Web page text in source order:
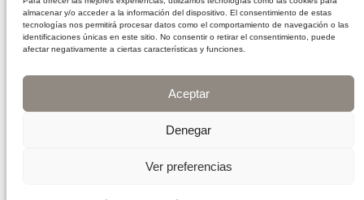
almacenar y/o acceder a la información del dispositivo. El consentimiento de estas
tecnologías nos permitirá procesar datos como el comportamiento de navegación o las
identificaciones únicas en este sitio. No consentir o retirar el consentimiento, puede
afectar negativamente a ciertas características y funciones.
Aceptar
Denegar
Ver preferencias
Política de privacidad|Aviso legal